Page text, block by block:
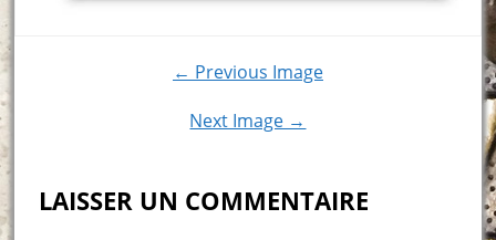
← Previous Image
Next Image →
LAISSER UN COMMENTAIRE